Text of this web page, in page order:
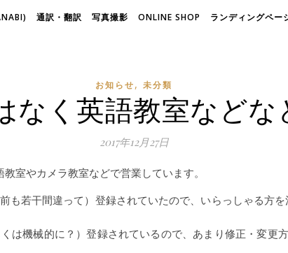
通訳・翻訳 写真撮影 ONLINE SHOP ランディングペー
お知らせ, 未分類
なく英語教室など
2017年12月27日
室やカメラ教室などで営業しています。
も若干間違って）登録されていたので、いらっしゃる方
は機械的に？）登録されているので、あまり修正・変更